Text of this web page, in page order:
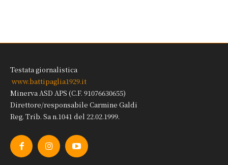
Testata giornalistica
www.battipaglia1929.it
Minerva ASD APS (C.F. 91076630655)
Direttore/responsabile Carmine Galdi
Reg. Trib. Sa n.1041 del 22.02.1999.